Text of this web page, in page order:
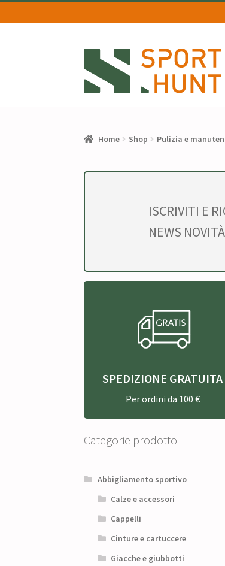
alla
navigazione
al
contenuto
Home Shop Pulizia e
ISCRIVITI E
NEWS
SPEDIZIONE GRATUITA
Per ordini da 100 €
Categorie prodotto
Abbigliamento sportivo
Calze e accessori
Cappelli
Cinture e cartuccere
Giacche e giubbotti